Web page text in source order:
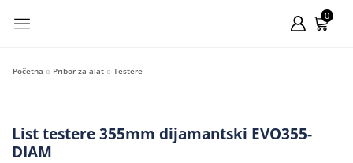
0
Početna Pribor za alat Testere
List testere 355mm dijamantski EVO355-
DIAM